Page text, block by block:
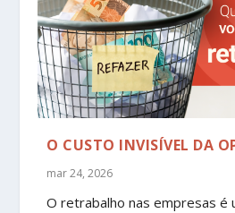
O CUSTO INVISÍVEL DA
mar 24, 2026
O retrabalho nas empresas é